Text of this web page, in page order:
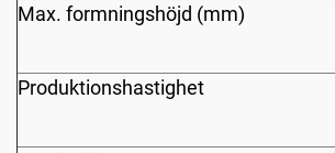
Max. formningshöjd (mm)
Produktionshastighet